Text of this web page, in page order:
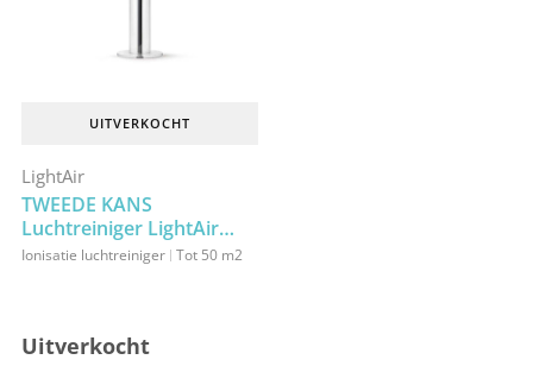
UITVERKOCHT
LightAir
TWEEDE KANS
Luchtreiniger LightAir
IonFlow Signature Zwart
Ionisatie luchtreiniger Tot 50 m2
Uitverkocht